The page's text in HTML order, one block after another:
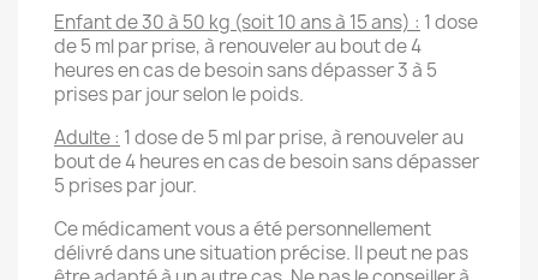
Enfant de 30 à 50 kg (soit 10 ans à 15 ans) : 1 dose
de 5 ml par prise, à renouveler au bout de 4
heures en cas de besoin sans dépasser 3 à 5
prises par jour selon le poids.
Adulte : 1 dose de 5 ml par prise, à renouveler au
bout de 4 heures en cas de besoin sans dépasser
5 prises par jour.
Ce médicament vous a été personnellement
délivré dans une situation précise. Il peut ne pas